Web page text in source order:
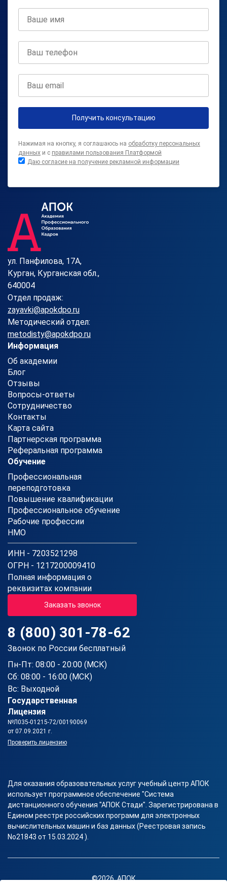
Получить консультацию
Нажимая на кнопку, я соглашаюсь на обработку персональных
данных и с правилами пользования Платформой
Даю согласие на получение рекламной информации
ул. Панфилова, 17А,
Курган, Курганская обл.,
640004
Отдел продаж:
zayavki@apokdpo.ru
Методический отдел:
metodisty@apokdpo.ru
Информация
Об академии
Блог
Отзывы
Вопросы-ответы
Сотрудничество
Контакты
Карта сайта
Партнерская программа
Реферальная программа
Обучение
Профессиональная
переподготовка
Повышение квалификации
Профессиональное обучение
Рабочие профессии
НМО
ИНН - 7203521298
ОГРН - 1217200009410
Полная информация о
реквизитах компании
Заказать звонок
8 (800) 301-78-62
Звонок по России бесплатный
Пн-Пт: 08:00 - 20:00 (МСК)
Сб: 08:00 - 16:00 (МСК)
Вс: Выходной
Государственная
Лицензия
№Л035-01215-72/00190069
от 07.09.2021 г.
Проверить лицензию
Для оказания образовательных услуг учебный центр АПОК
использует программное обеспечение "Система
дистанционного обучения "АПОК Стади". Зарегистрирована в
Едином реестре российских программ для электронных
вычислительных машин и баз данных (Реестровая запись
No21843 от 15.03.2024 ).
©2026, АПОК